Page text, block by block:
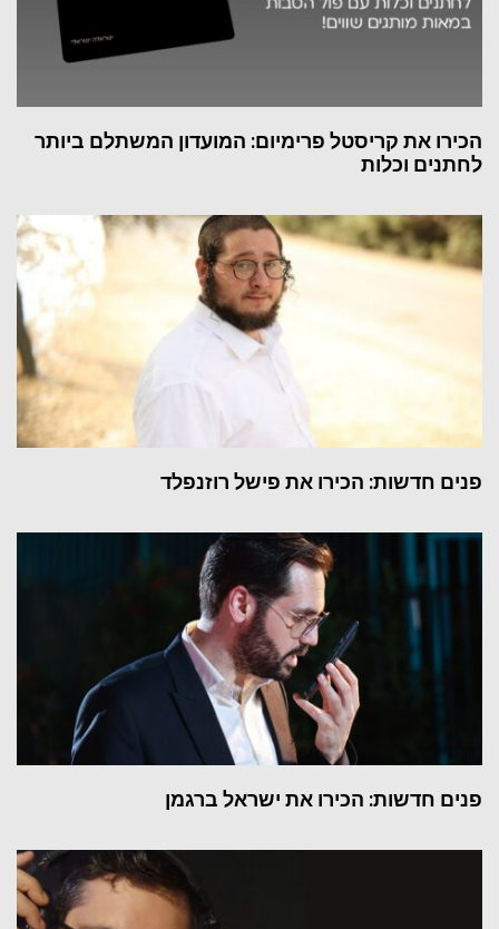
הכירו את קריסטל פרימיום: המועדון המשתלם ביותר
לחתנים וכלות
פנים חדשות: הכירו את פישל רוזנפלד
פנים חדשות: הכירו את ישראל ברגמן